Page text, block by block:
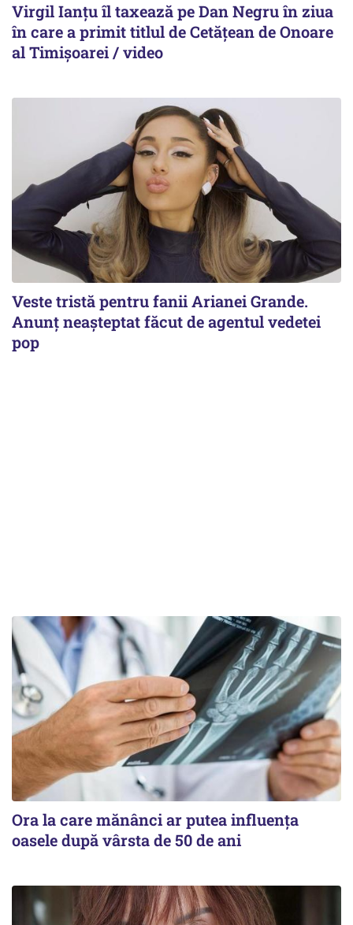
Virgil Ianțu îl taxează pe Dan Negru în ziua
în care a primit titlul de Cetățean de Onoare
al Timișoarei / video
Veste tristă pentru fanii Arianei Grande.
Anunț neașteptat făcut de agentul vedetei
pop
Ora la care mănânci ar putea influența
oasele după vârsta de 50 de ani